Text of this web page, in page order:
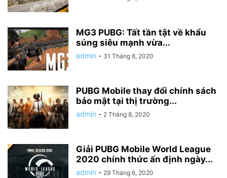
MG3 PUBG: Tất tần tật về khẩu
súng siêu mạnh vừa...
admin - 31 Tháng 8, 2020
PUBG Mobile thay đổi chính sách
bảo mật tại thị trường...
admin - 2 Tháng 8, 2020
Giải PUBG Mobile World League
2020 chính thức ấn định ngày...
admin - 29 Tháng 6, 2020